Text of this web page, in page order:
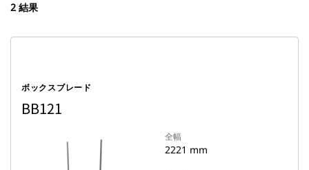
2 結果
ボックスブレード
BB121
全幅
2221 mm